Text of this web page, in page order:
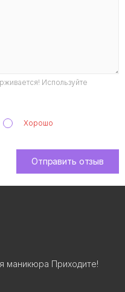
Используйте
Хорошо
Отправить отзыв
маникюра Приходите!